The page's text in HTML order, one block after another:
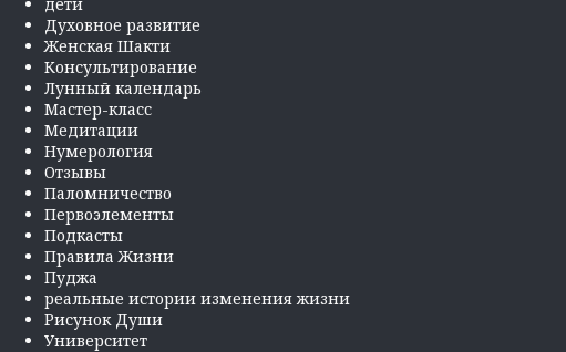
Духовное развитие
Женская Шакти
Консультирование
Лунный календарь
Мастер-класс
Медитации
Нумерология
Отзывы
Паломничество
Первоэлементы
Подкасты
Правила Жизни
Пуджа
реальные истории изменения жизни
Рисунок Души
Университет